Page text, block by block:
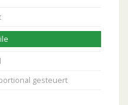
gesteuert